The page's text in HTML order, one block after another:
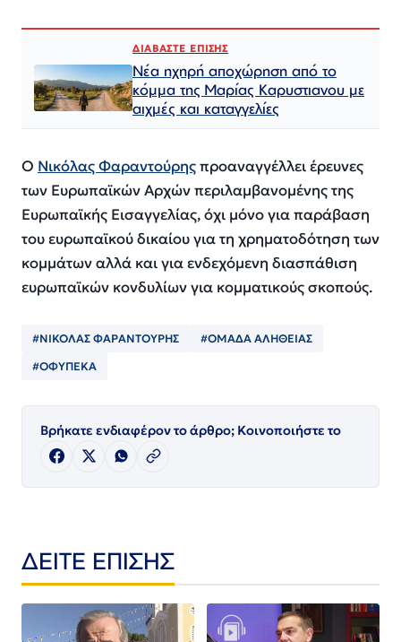
ΔΙΑΒΑΣΤΕ ΕΠΙΣΗΣ
Νέα ηχηρή αποχώρηση από το
κόμμα της Μαρίας Καρυστιανου με
αιχμές και καταγγελίες
Ο Νικόλας Φαραντούρηςπροαναγγέλλει έρευνες
των Ευρωπαϊκών Αρχών περιλαμβανομένης της
Ευρωπαϊκής Εισαγγελίας, όχι μόνο για παράβαση
του ευρωπαϊκού δικαίου για τη χρηματοδότηση των
κομμάτων αλλά και για ενδεχόμενη διασπάθιση
ευρωπαϊκών κονδυλίων για κομματικούς σκοπούς.
#ΝΙΚΟΛΑΣ ΦΑΡΑΝΤΟΥΡΗΣ #ΟΜΑΔΑ ΑΛΗΘΕΙΑΣ
#ΟΦΥΠΕΚΑ
Βρήκατε ενδιαφέρον το άρθρο; Κοινοποιήστε το
ΔΕΙΤΕ ΕΠΙΣΗΣ